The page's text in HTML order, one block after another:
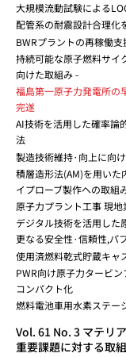
大規模流動試験による
配管系の耐震設計合理化
BWRプラントの再稼働
持続可能な原子燃料サイ
向けた取組み -
福島第一原子力発電所の
完遂
AI技術を活用した確率論
法
製造技術維持·向上に向
積層造形法(AM)を用いた
イプローブ製作への取組
原子力プラント工事 現
デジタル技術を活用した
更なる安全性·信頼性,パ
使用済燃料乾式貯蔵キャ
PWR向け原子力タービ
コンパクト化
燃料電池車用水素ステー
Vol. 61 No. 3 マテリ
重要課題に対する取